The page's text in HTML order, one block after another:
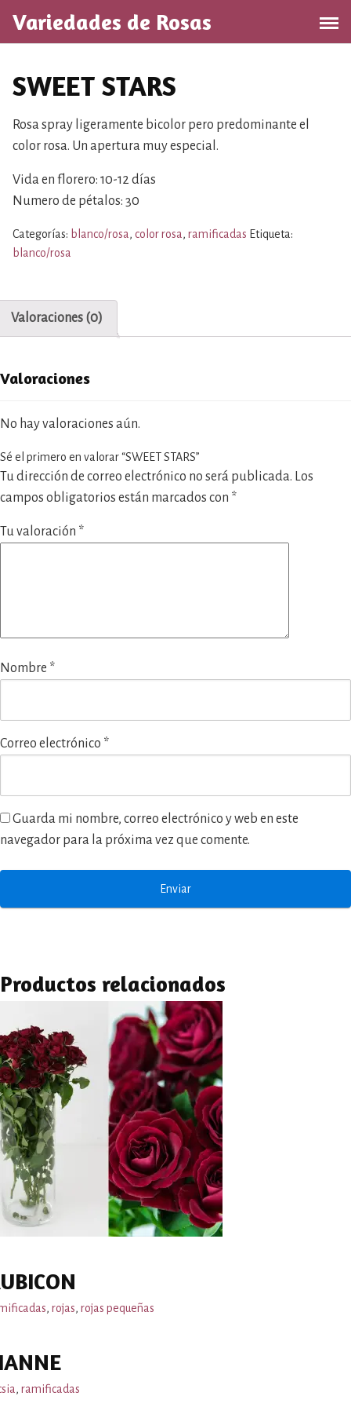
l
Variedades de Rosas
SWEET STARS
Rosa spray ligeramente bicolor pero predominante el
color rosa. Un apertura muy especial.
Vida en florero: 10-12 días
Numero de pétalos: 30
Categorías: blanco/rosa, color rosa, ramificadas Etiqueta:
blanco/rosa
Valoraciones (0)
Valoraciones
No hay valoraciones aún.
Sé el primero en valorar “SWEET STARS”
Tu dirección de correo electrónico no será publicada. Los
campos obligatorios están marcados con *
Tu valoración *
Nombre *
Correo electrónico *
Guarda mi nombre, correo electrónico y web en este
navegador para la próxima vez que comente.
Productos relacionados
, rojas, rojas pequeñas
, ramificadas